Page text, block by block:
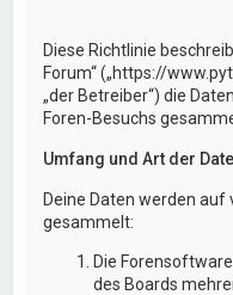
Diese Richtlinie
Forum“ („https://
„der Betreiber“) die
Foren-Besuchs
Umfang und Art der
Deine Daten werden auf
gesammelt:
Die
des Boards